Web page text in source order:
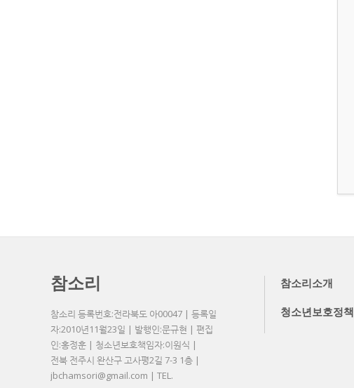
참소리
참소리 등록번호:전라북도 아00047 | 등록일
자:2010년11월23일 | 발행인:문규현 | 편집
인:홍정훈 | 청소년보호책임자:이원식 |
전북 전주시 완산구 고사평2길 7-3 1층 |
jbchamsori@gmail.com | TEL.
참소리소개
청소년보호정책